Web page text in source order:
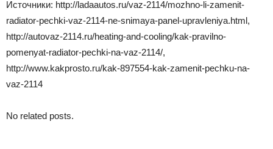
Источники: http://ladaautos.ru/vaz-2114/mozhno-li-zamenit-
radiator-pechki-vaz-2114-ne-snimaya-panel-upravleniya.html,
http://autovaz-2114.ru/heating-and-cooling/kak-pravilno-
pomenyat-radiator-pechki-na-vaz-2114/,
http://www.kakprosto.ru/kak-897554-kak-zamenit-pechku-na-
vaz-2114
No related posts.